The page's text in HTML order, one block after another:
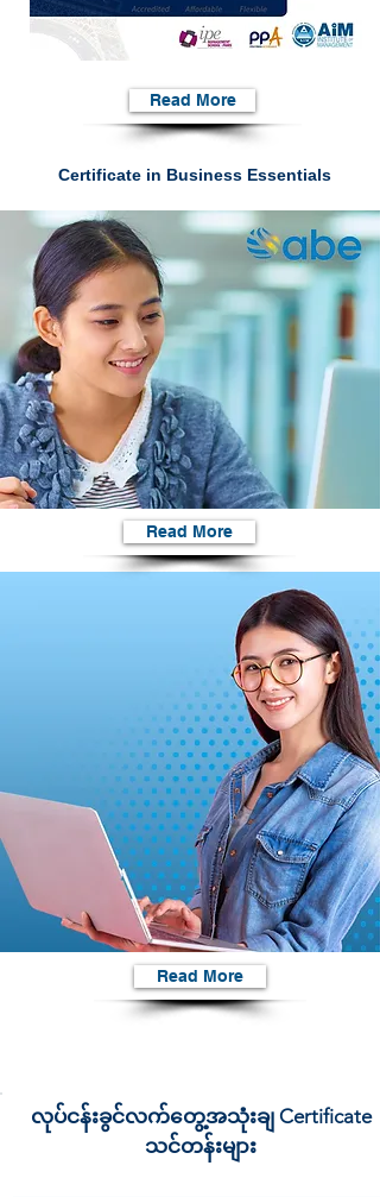
Read More
Certificate in Business Essentials
Read More
Read More
လုပ်ငန်းခွင်လက်တွေ့အသုံးချ Certificate
သင်တန်းများ